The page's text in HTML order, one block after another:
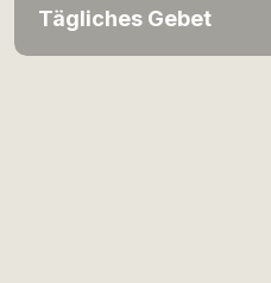
Tägliches Gebet